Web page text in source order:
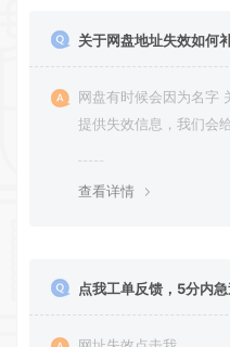
关于网盘地址失效如何
网盘有时候会因为名字 关键词导致
提供失效信息，我们会
查看详情
点我工单反馈，5分内